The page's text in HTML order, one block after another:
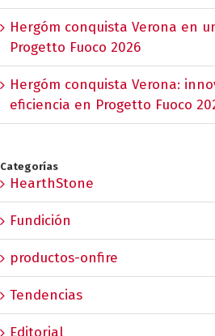
Hergóm conquista Verona en
Progetto Fuoco 2026
Hergóm conquista Verona:
eficiencia en Progetto Fuoco
Categorías
HearthStone
Fundición
productos-onfire
Tendencias
Editorial